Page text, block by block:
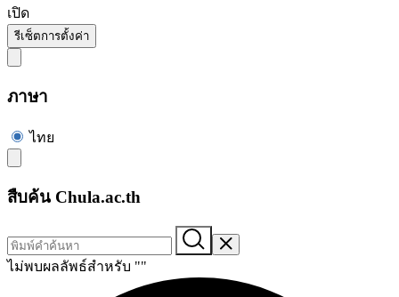
เปิด
รีเซ็ตการตั้งค่า
ภาษา
ไทย
สืบค้น Chula.ac.th
ไม่พบผลลัพธ์สำหรับ ""